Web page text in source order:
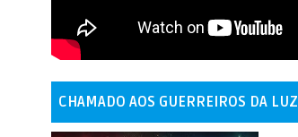
CHAMADO AOS GUERREIROS DA LUZ